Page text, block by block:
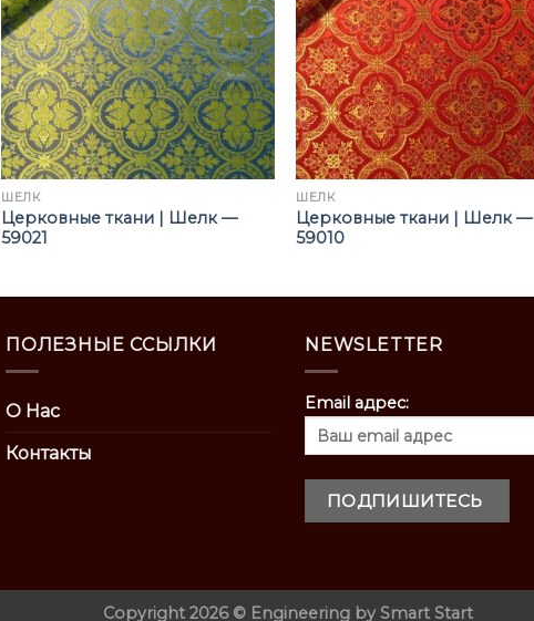
ШЁЛК
Церковные ткани | Шелк —
59021
ШЁЛК
Церковные ткани | Шелк —
59010
ПОЛЕЗНЫЕ ССЫЛКИ
О Нас
Контакты
NEWSLETTER
Email адрес:
Copyright 2026 © Engineering by Smart Start